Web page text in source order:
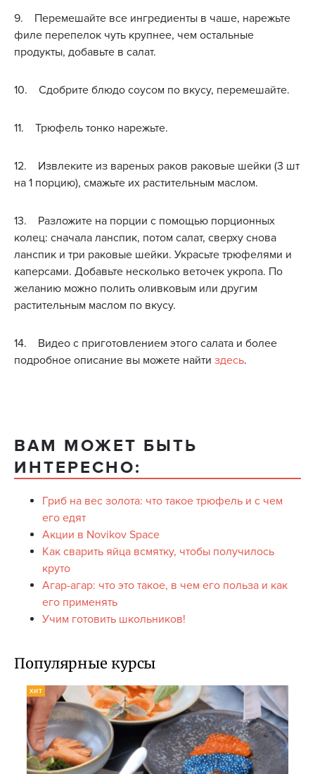
9. Перемешайте все ингредиенты в чаше, нарежьте
филе перепелок чуть крупнее, чем остальные
продукты, добавьте в салат.
10. Сдобрите блюдо соусом по вкусу, перемешайте.
11. Трюфель тонко нарежьте.
12. Извлеките из вареных раков раковые шейки (3 шт
на 1 порцию), смажьте их растительным маслом.
13. Разложите на порции с помощью порционных
колец: сначала ланспик, потом салат, сверху снова
ланспик и три раковые шейки. Украсьте трюфелями и
каперсами. Добавьте несколько веточек укропа. По
желанию можно полить оливковым или другим
растительным маслом по вкусу.
14. Видео с приготовлением этого салата и более
подробное описание вы можете найти здесь.
ВАМ МОЖЕТ БЫТЬ
ИНТЕРЕСНО:
Гриб на вес золота: что такое трюфель и с чем
его едят
Акции в Novikov Space
Как сварить яйца всмятку, чтобы получилось
круто
Агар-агар: что это такое, в чем его польза и как
его применять
Учим готовить школьников!
Популярные курсы
ХИТ